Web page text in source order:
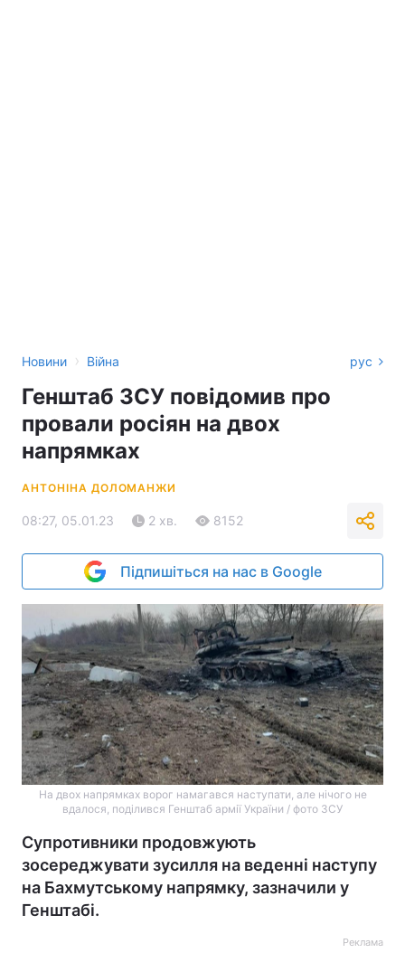
Новини › Війна рус
Генштаб ЗСУ повідомив про
провали росіян на двох
напрямках
АНТОНІНА ДОЛОМАНЖИ
08:27, 05.01.23 2 хв. 8152
Підпишіться на нас в Google
На двох напрямках ворог намагався наступати, але нічого не
вдалося, поділився Генштаб армії України / фото ЗСУ
Супротивники продовжують
зосереджувати зусилля на веденні наступу
на Бахмутському напрямку, зазначили у
Генштабі.
Реклама